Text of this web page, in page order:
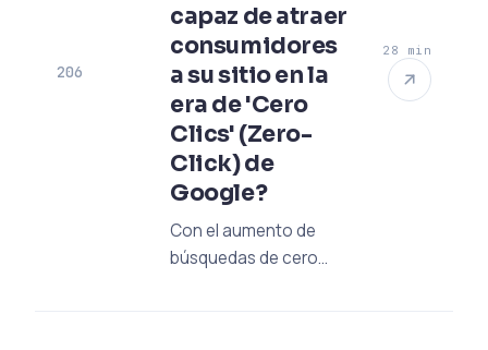
206
capaz de atraer
consumidores
a su sitio en la
era de 'Cero
Clics' (Zero-
Click) de
Google?
Con el aumento de
búsquedas de cero
28 min